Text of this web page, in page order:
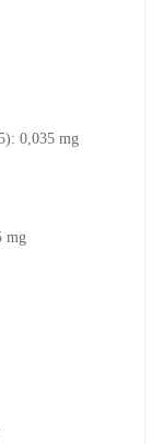
0,035 mg
mg